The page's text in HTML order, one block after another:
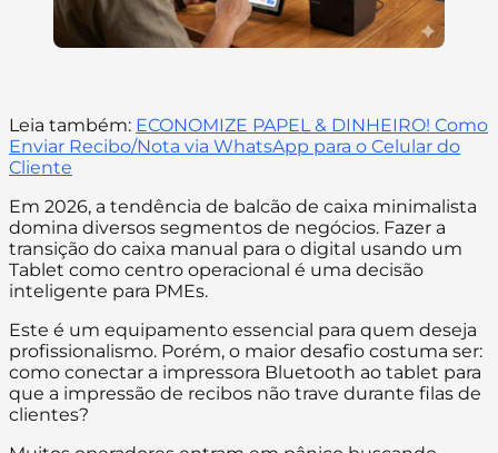
Leia também: ECONOMIZE PAPEL & DINHEIRO! Como
Enviar Recibo/Nota via WhatsApp para o Celular do
Cliente
Em 2026, a tendência de balcão de caixa minimalista
domina diversos segmentos de negócios. Fazer a
transição do caixa manual para o digital usando um
Tablet como centro operacional é uma decisão
inteligente para PMEs.
Este é um equipamento essencial para quem deseja
profissionalismo. Porém, o maior desafio costuma ser:
como conectar a impressora Bluetooth ao tablet para
que a impressão de recibos não trave durante filas de
clientes?